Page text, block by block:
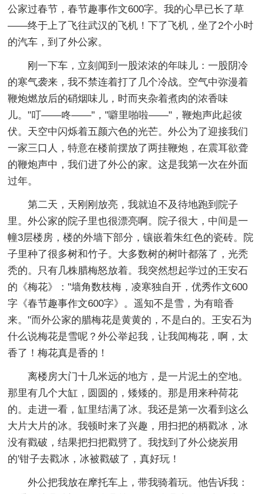
公家过春节，春节趣事作文600字。我的心早已长了草
——终于上了飞往武汉的飞机！下了飞机，坐了2个小时
的汽车，到了外公家。
刚一下车，立刻闻到一股浓浓的年味儿：一股阴冷
的寒气袭来，我不禁连着打了几个冷战。空气中弥漫着
鞭炮燃放后的硝烟味儿，时而夹杂着煮肉的浓香味
儿。"叮——咚——"，"噼里啪啦——"，鞭炮声此起彼
伏。天空中闪烁着五颜六色的光芒。外公为了迎接我们
一家三口人，特意在楼前摆放了两挂鞭炮，在震耳欲聋
的鞭炮声中，我们进了外公的家。这是我第一次在外面
过年。
第二天，天刚刚放亮，我就迫不及待地跑到院子
里。外公家的院子里也很漂亮啊。院子很大，中间是一
幢3层楼房，楼的外墙下部分，镶嵌着朱红色的瓷砖。院
子里种了很多树和竹子。大多数树的树叶都落了，光秃
秃的。只有几株腊梅怒放着。我突然想起学过的王安石
的《梅花》："墙角数枝梅，凌寒独自开，优秀作文600
字《春节趣事作文600字》。遥知不是雪，为有暗香
来。"而外公家的腊梅花是黄黄的，不是白的。王安石为
什么说梅花是雪呢？外公举起我，让我闻梅花，啊，太
香了！梅花真是香的！
离楼房大门十几米远的地方，是一片泥土的空地。
那里有几个大缸，圆圆的，矮矮的。那是用来种荷花
的。走进一看，缸里结满了冰。我还是第一次看到这么
大片大片的冰。我顿时来了兴趣，用扫把的柄戳冰，冰
没有戳破，结果把扫把戳劈了。我找到了外公烧炭用
的'钳子去戳冰，冰被戳破了，真好玩！
外公把我放在摩托车上，带我骑着玩。他告诉我：